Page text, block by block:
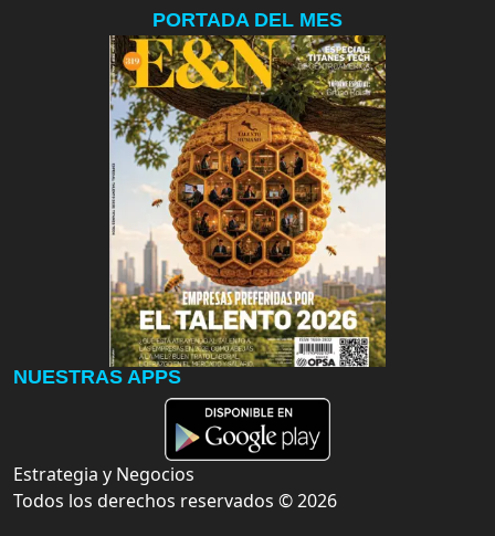
PORTADA DEL MES
NUESTRAS APPS
Estrategia y Negocios
Todos los derechos reservados ©2026